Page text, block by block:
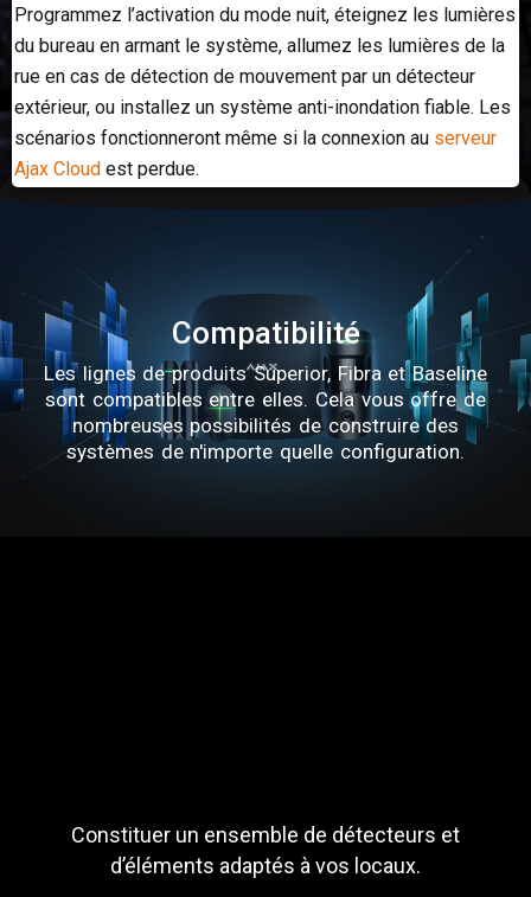
Programmez l’activation du mode nuit, éteignez les lumières
du bureau en armant le système, allumez les lumières de la
rue en cas de détection de mouvement par un détecteur
extérieur, ou installez un système anti-inondation fiable. Les
scénarios fonctionneront même si la connexion au serveur
Ajax Cloud est perdue.
Compatibilité
Les lignes de produits Superior, Fibra et Baseline
sont compatibles entre elles. Cela vous offre de
nombreuses possibilités de construire des
systèmes de n'importe quelle configuration.
Constituer un ensemble de détecteurs et
d’éléments adaptés à vos locaux.